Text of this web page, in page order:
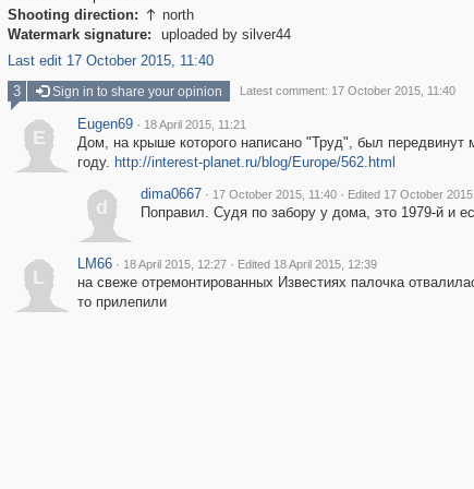
Shooting direction:  north
Watermark signature:
uploaded by silver44
Last edit 17 October 2015, 11:40
3 Sign in to share your opinion Latest comment: 17 October 2015, 11:40
E
Eugen69 · 18 April 2015, 11:21
Дом, на крыше которого написано "Труд", был
году. http://interest-planet.ru/blog/Europe/562.html
d
dima0667 · 17 October 2015, 11:40 · Edited 17 October
Поправил. Судя по забору у дома, это 1979-й и
L
LM66 · 18 April 2015, 12:27 · Edited 18 April 2015, 12:39
на свеже отремонтированных Известиях палочка
то прилепили